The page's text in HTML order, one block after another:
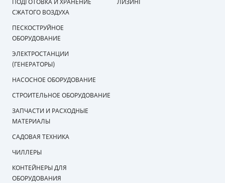
ПОДГОТОВКА И ХРАНЕНИЕ
СЖАТОГО ВОЗДУХА
ПЕСКОСТРУЙНОЕ
ОБОРУДОВАНИЕ
ЭЛЕКТРОСТАНЦИИ
(ГЕНЕРАТОРЫ)
НАСОСНОЕ ОБОРУДОВАНИЕ
СТРОИТЕЛЬНОЕ ОБОРУДОВАНИЕ
ЗАПЧАСТИ И РАСХОДНЫЕ
МАТЕРИАЛЫ
САДОВАЯ ТЕХНИКА
ЧИЛЛЕРЫ
КОНТЕЙНЕРЫ ДЛЯ
ОБОРУДОВАНИЯ
ЛИЗИНГ